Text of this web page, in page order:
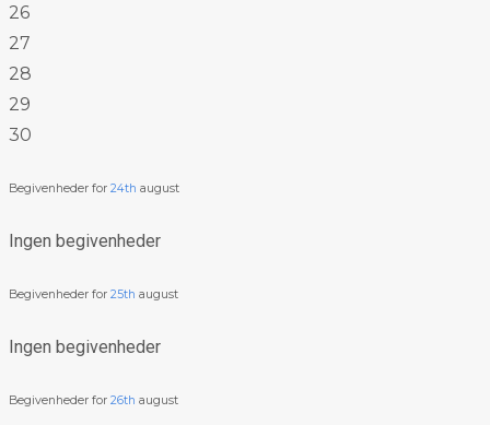
26
27
28
29
30
Begivenheder for 24th august
Ingen begivenheder
Begivenheder for 25th august
Ingen begivenheder
Begivenheder for 26th august